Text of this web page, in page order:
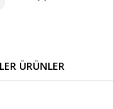
ÜRÜNLER